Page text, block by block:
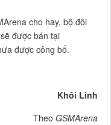
cho hay, bộ đôi
được bán tại
được công bố.
Khôi Linh
Theo GSMArena